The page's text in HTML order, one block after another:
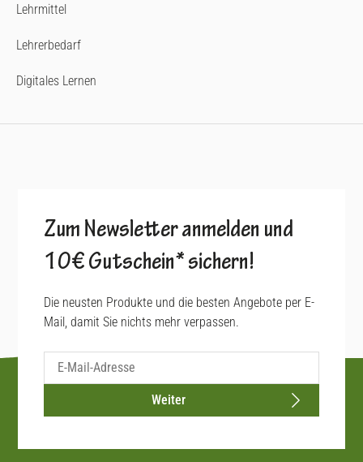
Lehrmittel
Lehrerbedarf
Digitales Lernen
Zum Newsletter anmelden und
10€ Gutschein* sichern!
Die neusten Produkte und die besten Angebote per E-
Mail, damit Sie nichts mehr verpassen.
Weiter